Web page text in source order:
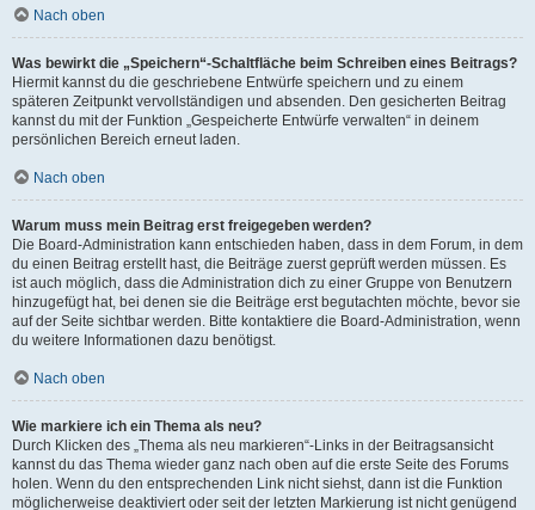
Nach oben
Was bewirkt die „Speichern“-Schaltfläche beim Schreiben eines Beitrags?
Hiermit kannst du die geschriebene Entwürfe speichern und zu einem
späteren Zeitpunkt vervollständigen und absenden. Den gesicherten Beitrag
kannst du mit der Funktion „Gespeicherte Entwürfe verwalten“ in deinem
persönlichen Bereich erneut laden.
Nach oben
Warum muss mein Beitrag erst freigegeben werden?
Die Board-Administration kann entschieden haben, dass in dem Forum, in dem
du einen Beitrag erstellt hast, die Beiträge zuerst geprüft werden müssen. Es
ist auch möglich, dass die Administration dich zu einer Gruppe von Benutzern
hinzugefügt hat, bei denen sie die Beiträge erst begutachten möchte, bevor sie
auf der Seite sichtbar werden. Bitte kontaktiere die Board-Administration, wenn
du weitere Informationen dazu benötigst.
Nach oben
Wie markiere ich ein Thema als neu?
Durch Klicken des „Thema als neu markieren“-Links in der Beitragsansicht
kannst du das Thema wieder ganz nach oben auf die erste Seite des Forums
holen. Wenn du den entsprechenden Link nicht siehst, dann ist die Funktion
möglicherweise deaktiviert oder seit der letzten Markierung ist nicht genügend